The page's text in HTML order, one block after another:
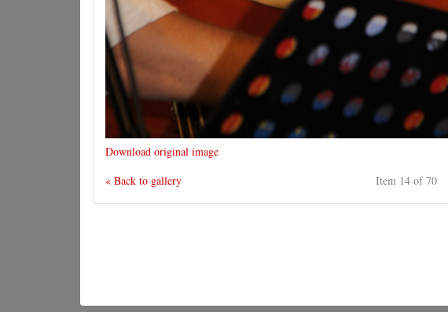
Download original image
« Back to gallery
Item 14 of 70